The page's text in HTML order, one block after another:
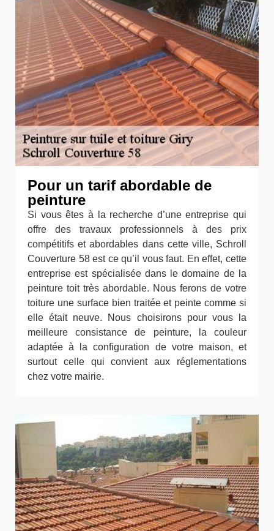
Pour un tarif abordable de
peinture
Si vous êtes à la recherche d’une entreprise qui
offre des travaux professionnels à des prix
compétitifs et abordables dans cette ville, Schroll
Couverture 58 est ce qu’il vous faut. En effet, cette
entreprise est spécialisée dans le domaine de la
peinture toit très abordable. Nous ferons de votre
toiture une surface bien traitée et peinte comme si
elle était neuve. Nous choisirons pour vous la
meilleure consistance de peinture, la couleur
adaptée à la configuration de votre maison, et
surtout celle qui convient aux réglementations
chez votre mairie.